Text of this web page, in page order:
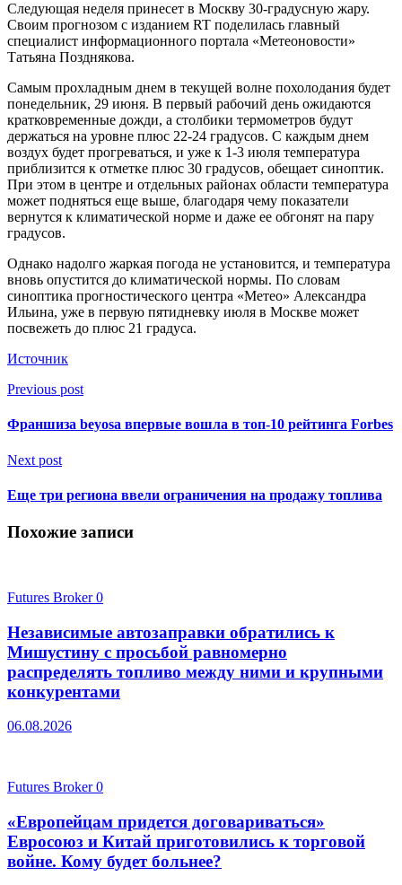
Следующая неделя принесет в Москву 30-градусную жару.
Своим прогнозом с изданием RT поделилась главный
специалист информационного портала «Метеоновости»
Татьяна Позднякова.
Самым прохладным днем в текущей волне похолодания будет
понедельник, 29 июня. В первый рабочий день ожидаются
кратковременные дожди, а столбики термометров будут
держаться на уровне плюс 22-24 градусов. С каждым днем
воздух будет прогреваться, и уже к 1-3 июля температура
приблизится к отметке плюс 30 градусов, обещает синоптик.
При этом в центре и отдельных районах области температура
может подняться еще выше, благодаря чему показатели
вернутся к климатической норме и даже ее обгонят на пару
градусов.
Однако надолго жаркая погода не установится, и температура
вновь опустится до климатической нормы. По словам
синоптика прогностического центра «Метео» Александра
Ильина, уже в первую пятидневку июля в Москве может
посвежеть до плюс 21 градуса.
Источник
Previous post
Франшиза beyosa впервые вошла в топ-10 рейтинга Forbes
Next post
Еще три региона ввели ограничения на продажу топлива
Похожие записи
Futures Broker0
Независимые автозаправки обратились к
Мишустину с просьбой равномерно
распределять топливо между ними и крупными
конкурентами
06.08.2026
Futures Broker0
«Европейцам придется договариваться»
Евросоюз и Китай приготовились к торговой
войне. Кому будет больнее?